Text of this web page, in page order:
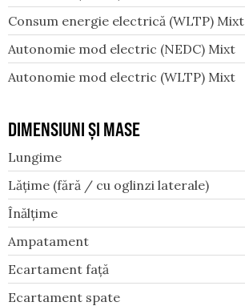
Consum energie electrică (WLTP) Mixt
Autonomie mod electric (NEDC) Mixt
Autonomie mod electric (WLTP) Mixt
DIMENSIUNI ȘI MASE
Lungime
Lățime (fără / cu oglinzi laterale)
Înălțime
Ampatament
Ecartament față
Ecartament spate